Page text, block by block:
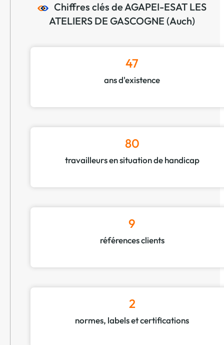
Chiffres clés de AGAPEI-ESAT LES
ATELIERS DE GASCOGNE (Auch)
47
ans d'existence
80
travailleurs en situation de handicap
9
références clients
2
normes, labels et certifications